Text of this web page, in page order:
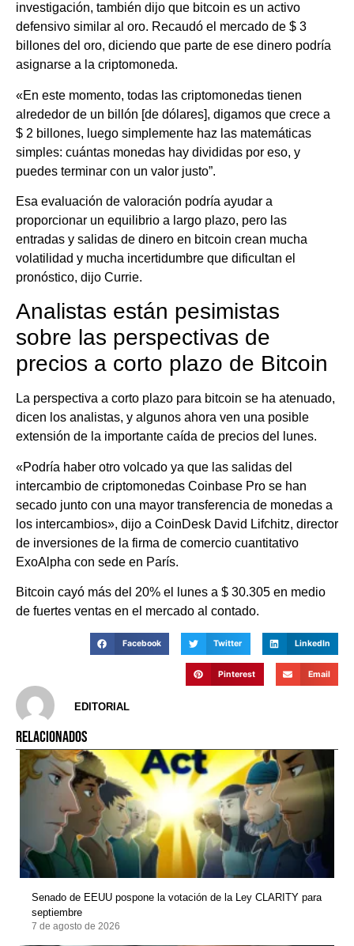
investigación, también dijo que bitcoin es un activo
defensivo similar al oro. Recaudó el mercado de $ 3
billones del oro, diciendo que parte de ese dinero podría
asignarse a la criptomoneda.
«En este momento, todas las criptomonedas tienen
alrededor de un billón [de dólares], digamos que crece a
$ 2 billones, luego simplemente haz las matemáticas
simples: cuántas monedas hay divididas por eso, y
puedes terminar con un valor justo”.
Esa evaluación de valoración podría ayudar a
proporcionar un equilibrio a largo plazo, pero las
entradas y salidas de dinero en bitcoin crean mucha
volatilidad y mucha incertidumbre que dificultan el
pronóstico, dijo Currie.
Analistas están pesimistas
sobre las perspectivas de
precios a corto plazo de Bitcoin
La perspectiva a corto plazo para bitcoin se ha atenuado,
dicen los analistas, y algunos ahora ven una posible
extensión de la importante caída de precios del lunes.
«Podría haber otro volcado ya que las salidas del
intercambio de criptomonedas Coinbase Pro se han
secado junto con una mayor transferencia de monedas a
los intercambios», dijo a CoinDesk David Lifchitz, director
de inversiones de la firma de comercio cuantitativo
ExoAlpha con sede en París.
Bitcoin cayó más del 20% el lunes a $ 30.305 en medio
de fuertes ventas en el mercado al contado.
Facebook Twitter LinkedIn
Pinterest Email
EDITORIAL
RELACIONADOS
Senado de EEUU pospone la votación de la Ley CLARITY para
septiembre
7 de agosto de 2026